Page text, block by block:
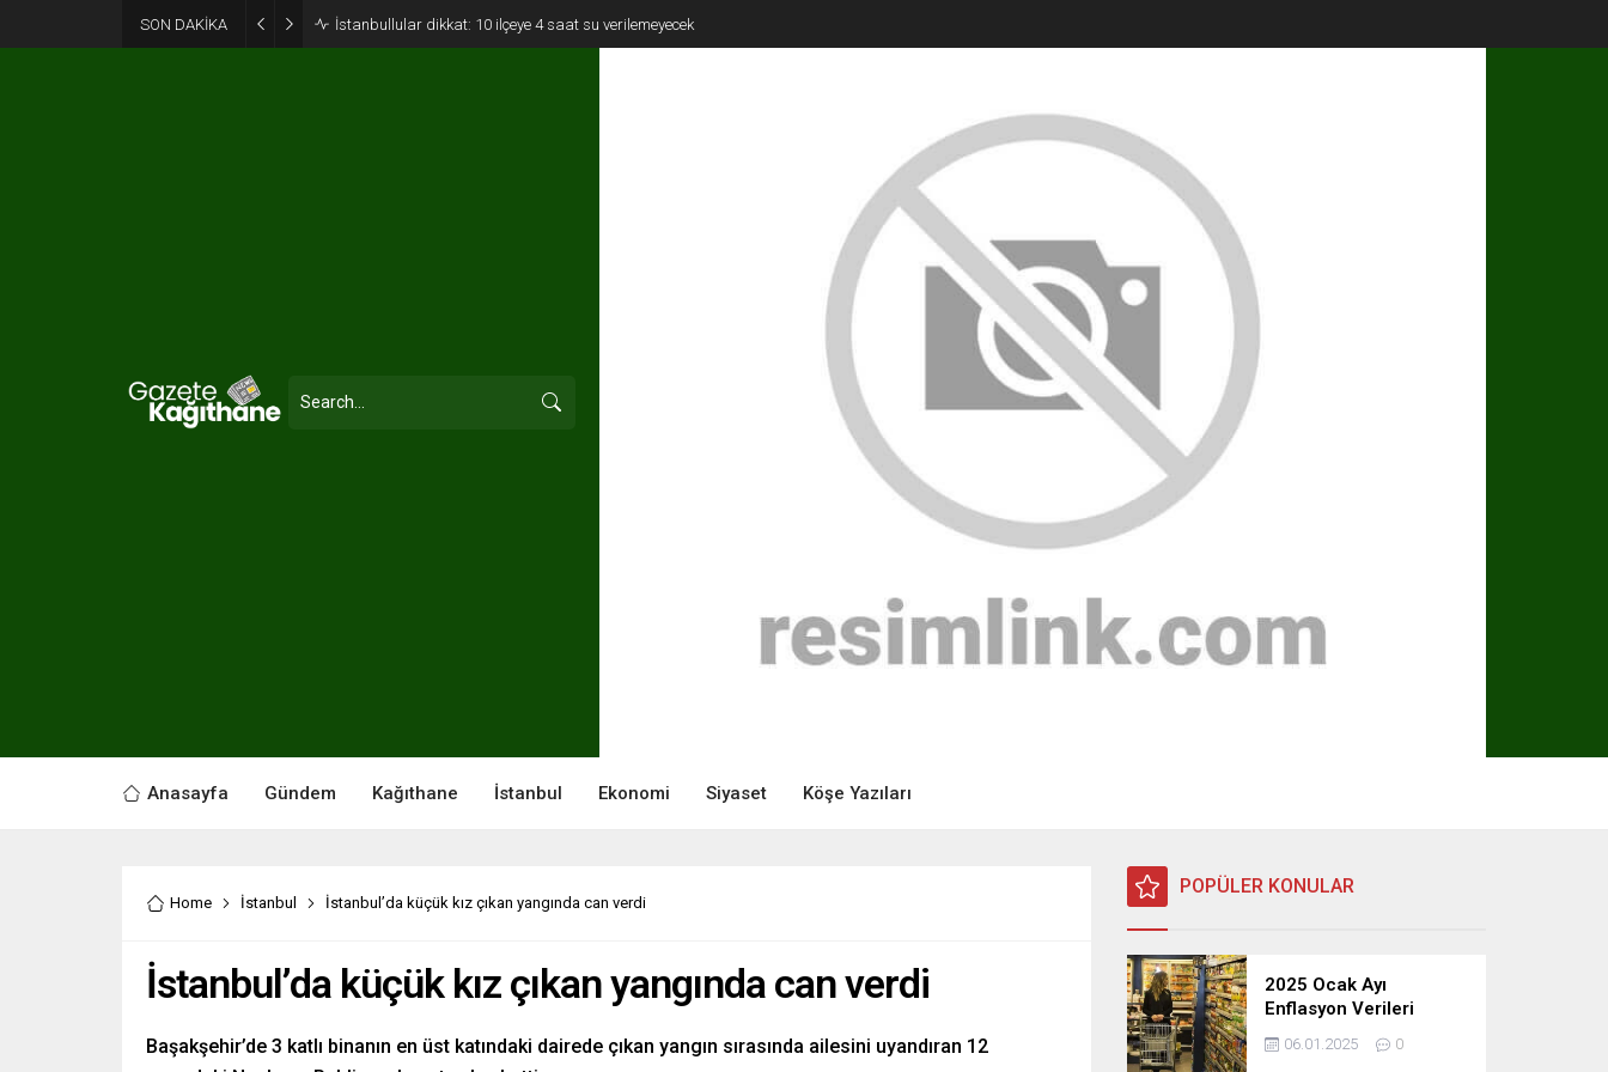
SON DAKİKA İstanbullular dikkat: 10 ilçeye 4 saat su verilemeyecek
Anasayfa Gündem Kağıthane İstanbul Ekonomi Siyaset Köşe Yazıları
Home İstanbul İstanbul’da küçük kız çıkan yangında can verdi
İstanbul’da küçük kız çıkan yangında can verdi
Başakşehir’de 3 katlı binanın en üst katındaki dairede çıkan yangın sırasında ailesini uyandıran 12
POPÜLER KONULAR
2025 Ocak Ayı
Enflasyon Verileri
Açıklandı: TÜFE, ÜFE ve
TEFE Oranları Belli
06.01.2025 0